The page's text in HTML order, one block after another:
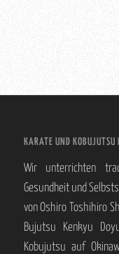
KARATE UND
Wir unterrichten
Gesundheit und
von Oshiro Toshihiro
Bujutsu Kenkyu
Kobujutsu auf